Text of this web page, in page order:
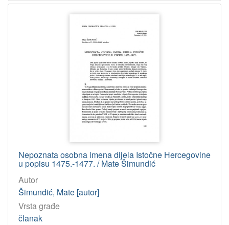
Nepoznata osobna imena dijela Istočne Hercegovine
u popisu 1475.-1477. / Mate Šimundić
Autor
Šimundić, Mate [autor]
Vrsta građe
članak